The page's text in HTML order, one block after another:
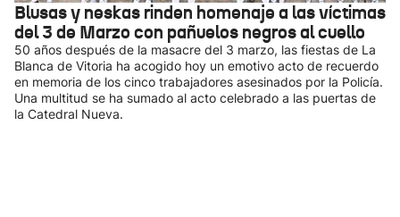
Blusas y neskas rinden homenaje a las víctimas
del 3 de Marzo con pañuelos negros al cuello
50 años después de la masacre del 3 marzo, las fiestas de La
Blanca de Vitoria ha acogido hoy un emotivo acto de recuerdo
en memoria de los cinco trabajadores asesinados por la Policía.
Una multitud se ha sumado al acto celebrado a las puertas de
la Catedral Nueva.